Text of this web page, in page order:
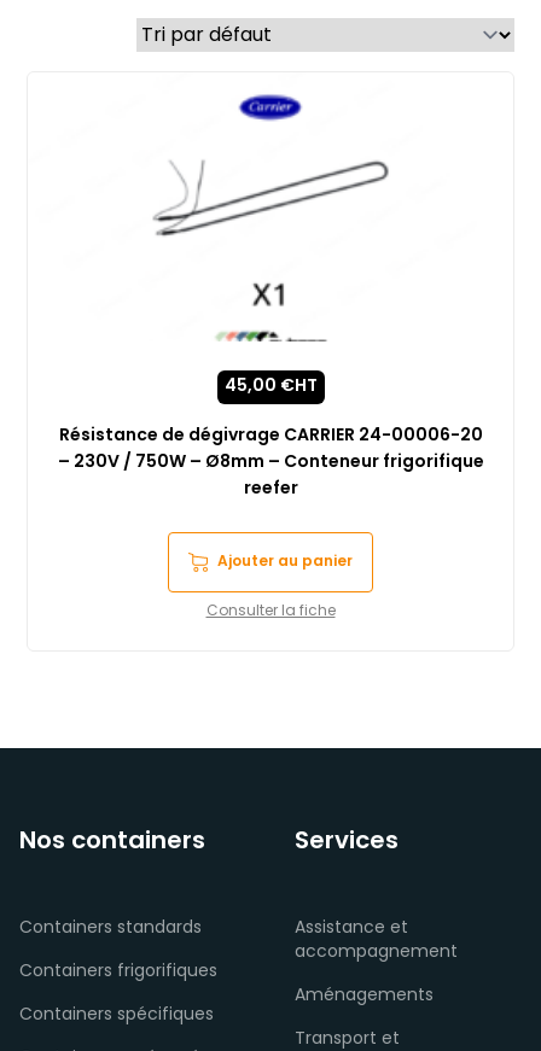
Résistance de dégivrage CARRIER 24-00006-20
– 230V / 750W – Ø8mm – Conteneur frigorifique
reefer
45,00 €HT
Ajouter au panier
Consulter la fiche
Nos containers
Containers standards
Containers frigorifiques
Containers spécifiques
Services
Assistance et
accompagnement
Aménagements
Transport et